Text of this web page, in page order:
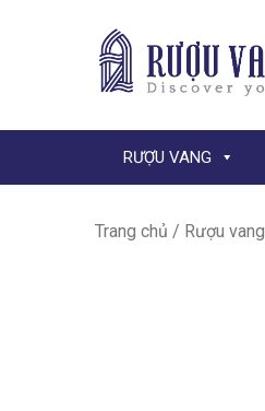
RƯỢU VANG
Trang chủ / Rượu vang